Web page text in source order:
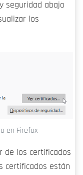
seguridad abajo
los
en Firefox
de los certificados
certificados están